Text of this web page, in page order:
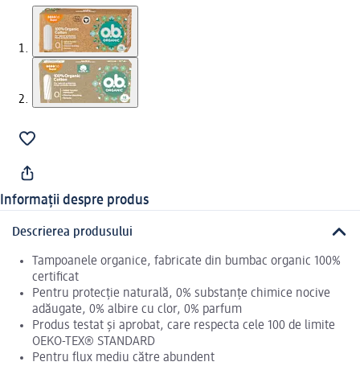
Informații despre produs
Descrierea produsului
Tampoanele organice, fabricate din bumbac organic 100%
certificat
Pentru protecție naturală, 0% substanțe chimice nocive
adăugate, 0% albire cu clor, 0% parfum
Produs testat și aprobat, care respecta cele 100 de limite
OEKO-TEX® STANDARD
Pentru flux mediu către abundent